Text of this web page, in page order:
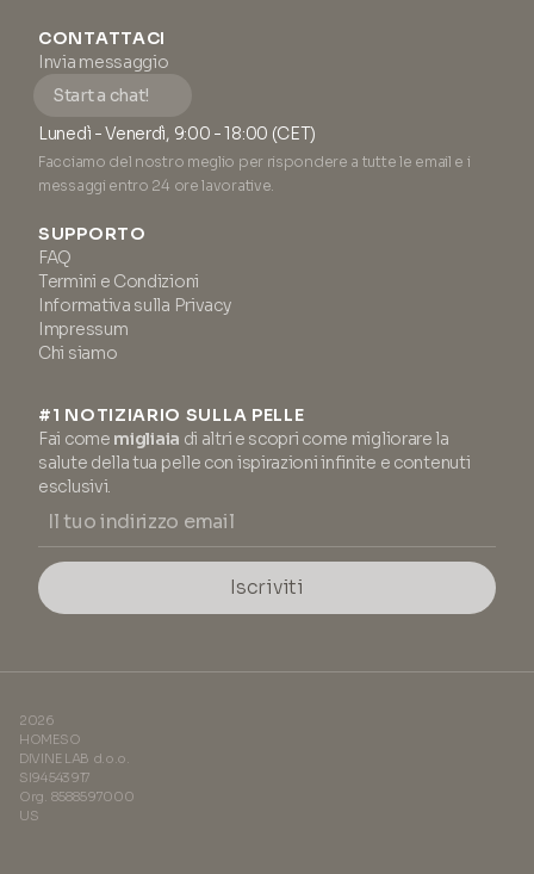
CONTATTACI
Invia messaggio
Start a chat!
Lunedì - Venerdì, 9:00 - 18:00 (CET)
Facciamo del nostro meglio per rispondere a tutte le email e i
messaggi entro 24 ore lavorative.
SUPPORTO
FAQ
Termini e Condizioni
Informativa sulla Privacy
Impressum
Chi siamo
#1 NOTIZIARIO SULLA PELLE
Fai come migliaia di altri e scopri come migliorare la
salute della tua pelle con ispirazioni infinite e contenuti
esclusivi.
Iscriviti
2026
HOMESO
DIVINE LAB d.o.o.
SI94543917
Org. 8588597000
US